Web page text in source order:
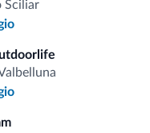
Sciliar